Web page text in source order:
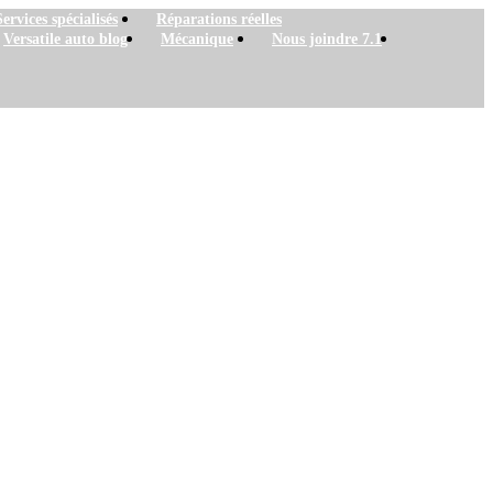
spécialisés
Réparations réelles
Versatile auto blog Mécanique Nous joindre 7.1